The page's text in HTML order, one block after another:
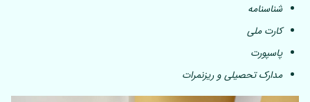
شناسنامه
کارت ملی
پاسپورت
مدارک تحصیلی و ریزنمرات